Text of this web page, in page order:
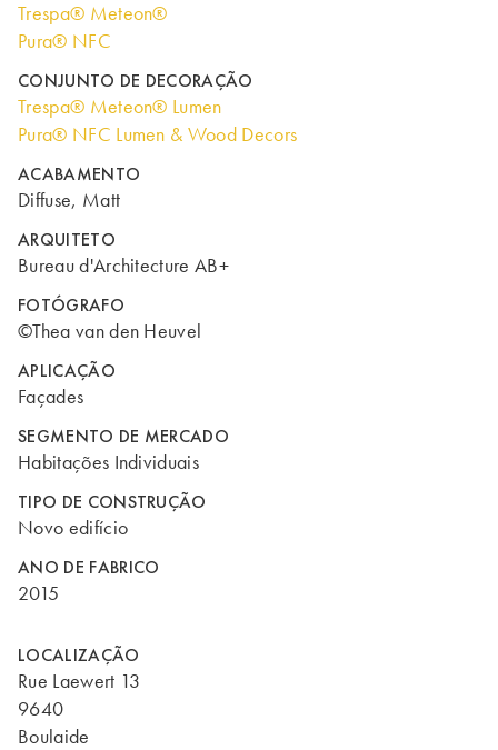
Trespa® Meteon®
Pura® NFC
CONJUNTO DE DECORAÇÃO
Trespa® Meteon® Lumen
Pura® NFC Lumen & Wood Decors
ACABAMENTO
Diffuse, Matt
ARQUITETO
Bureau d'Architecture AB+
FOTÓGRAFO
©Thea van den Heuvel
APLICAÇÃO
Façades
SEGMENTO DE MERCADO
Habitações Individuais
TIPO DE CONSTRUÇÃO
Novo edifício
ANO DE FABRICO
2015
LOCALIZAÇÃO
Rue Laewert 13
9640
Boulaide